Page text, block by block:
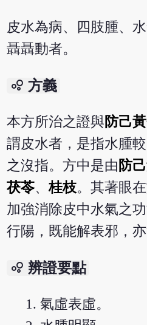
皮水為病、四肢腫、
聶聶動者。
bubble_chart 方義
本方所治之證與 防己
謂皮水者，是指水腫
之沒指。方中是由 防
茯苓、桂枝。其著眼
加強消除皮中水氣之
行陽，既能解表邪，亦
bubble_chart 辨證要點
氣虛表虛。